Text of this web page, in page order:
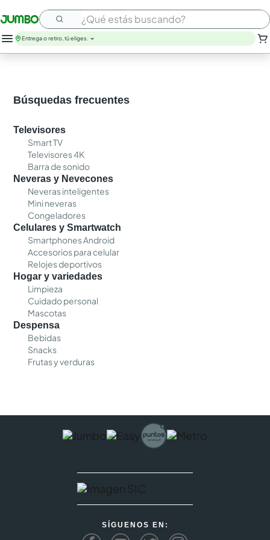
¿Qué estás buscando?
papel higienico
aceite
queso
nutribela
pollo
Entrega o retiro, tú eliges.
Búsquedas frecuentes
Televisores
Smart TV
Televisores 4K
Barra de sonido
Neveras y Nevecones
Neveras inteligentes
Mini neveras
Congeladores
Celulares y Smartwatch
Smartphones Android
Accesorios para celular
Relojes deportivos
Hogar y variedades
Limpieza
Cuidado personal
Mascotas
Despensa
Bebidas
Snacks
Frutas y verduras
SÍGUENOS EN: